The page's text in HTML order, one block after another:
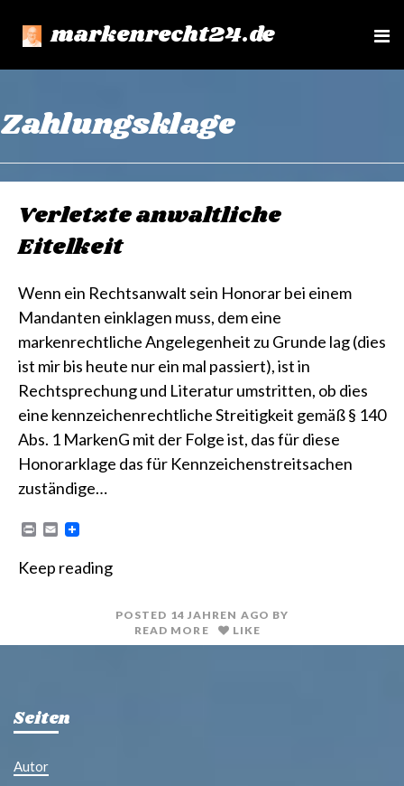
markenrecht24.de
e
Zahlungsklage
Verletzte anwaltliche
Eitelkeit
Wenn ein Rechtsanwalt sein Honorar bei einem
Mandanten einklagen muss, dem eine
markenrechtliche Angelegenheit zu Grunde lag (dies
ist mir bis heute nur ein mal passiert), ist in
Rechtsprechung und Literatur umstritten, ob dies
eine kennzeichenrechtliche Streitigkeit gemäß § 140
Abs. 1 MarkenG mit der Folge ist, das für diese
Honorarklage das für Kennzeichenstreitsachen
zuständige…
n
E
i
Keep reading
POSTED 14 JAHREN AGO BY
READ MORE
LIKE
Seiten
Autor